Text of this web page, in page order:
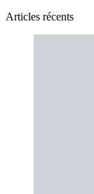
Articles récents